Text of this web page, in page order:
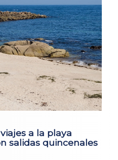
a la playa
salidas quincenales